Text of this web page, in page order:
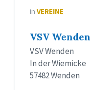
in VEREINE
VSV Wenden
VSV Wenden
In der Wiemicke
57482 Wenden